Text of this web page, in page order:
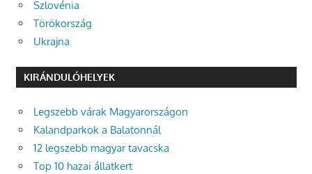
Szlovénia
Törökország
Ukrajna
KIRÁNDULÓHELYEK
Legszebb várak Magyarországon
Kalandparkok a Balatonnál
12 legszebb magyar tavacska
Top 10 hazai állatkert